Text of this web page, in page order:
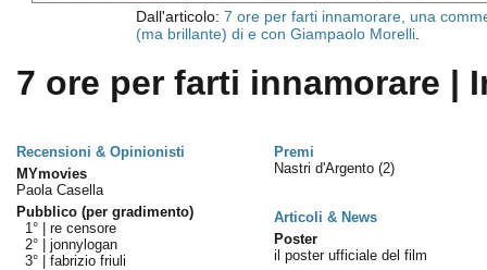
Dall'articolo: 7 ore per farti innamorare, una
(ma brillante) di e con Giampaolo Morelli.
7 ore per farti innamorare |
Recensioni & Opinionisti
Premi
MYmovies
Paola Casella
Pubblico (per gradimento)
1° | re censore
2° | jonnylogan
3° | fabrizio friuli
Nastri d'Argento (2)
Articoli & News
Poster
il poster ufficiale del film